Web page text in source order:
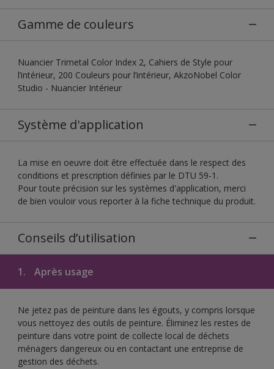
Gamme de couleurs
Nuancier Trimetal Color Index 2, Cahiers de Style pour
l’intérieur, 200 Couleurs pour l’intérieur, AkzoNobel Color
Studio - Nuancier Intérieur
Système d'application
La mise en oeuvre doit être effectuée dans le respect des
conditions et prescription définies par le DTU 59-1.
Pour toute précision sur les systèmes d'application, merci
de bien vouloir vous reporter à la fiche technique du produit.
Conseils d’utilisation
1. Après usage
Ne jetez pas de peinture dans les égouts, y compris lorsque
vous nettoyez des outils de peinture. Éliminez les restes de
peinture dans votre point de collecte local de déchets
ménagers dangereux ou en contactant une entreprise de
gestion des déchets.